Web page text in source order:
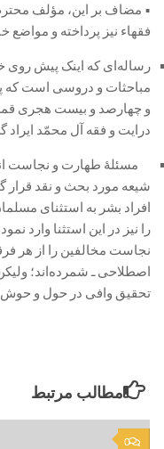
• مضاف بر این، مؤلف محترم
فقهاء نیز پرداخته و مواضع
رساله‌ای که اینک پیش روی
مباحثات و دروسی است که
و چهارصد و بیست هجری
درایت و فقه آل محمّد ایراد
مسئلۀ طهارت و نجاست
شیعه مورد بحث و نقد
افراد بشر به استثنای
را نیز در این استثنا وارد
نجاست مخالفین را از هر
اصطلاحی ـ شمرده‌اند؛
تحقیق وافی در حول و
مطالب مرتبط
0